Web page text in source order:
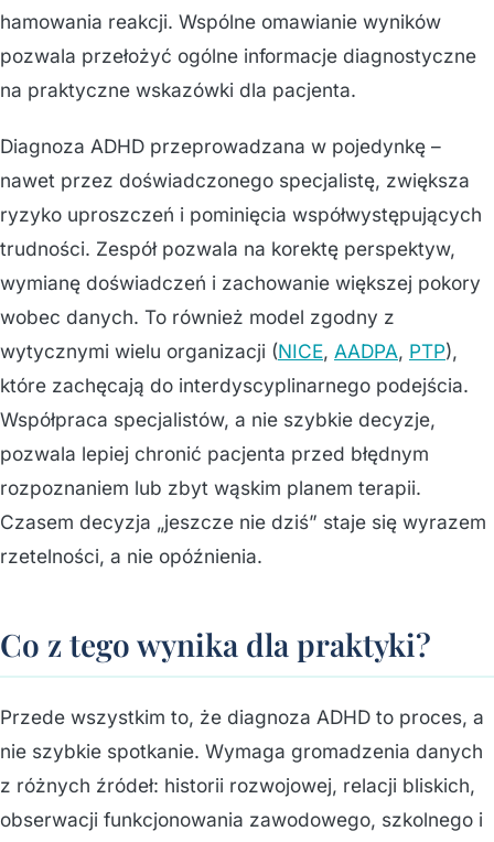
hamowania reakcji. Wspólne omawianie wyników
pozwala przełożyć ogólne informacje diagnostyczne
na praktyczne wskazówki dla pacjenta.
Diagnoza ADHD przeprowadzana w pojedynkę –
nawet przez doświadczonego specjalistę, zwiększa
ryzyko uproszczeń i pominięcia współwystępujących
trudności. Zespół pozwala na korektę perspektyw,
wymianę doświadczeń i zachowanie większej pokory
wobec danych. To również model zgodny z
wytycznymi wielu organizacji (NICE, AADPA, PTP),
które zachęcają do interdyscyplinarnego podejścia.
Współpraca specjalistów, a nie szybkie decyzje,
pozwala lepiej chronić pacjenta przed błędnym
rozpoznaniem lub zbyt wąskim planem terapii.
Czasem decyzja „jeszcze nie dziś” staje się wyrazem
rzetelności, a nie opóźnienia.
Co z tego wynika dla praktyki?
Przede wszystkim to, że diagnoza ADHD to proces, a
nie szybkie spotkanie. Wymaga gromadzenia danych
z różnych źródeł: historii rozwojowej, relacji bliskich,
obserwacji funkcjonowania zawodowego, szkolnego i